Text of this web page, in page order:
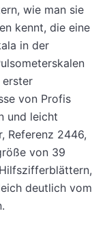
wie man sie
kennt, die eine
in der
erster
von Profis
und leicht
Referenz 2446,
von 39
deutlich vom